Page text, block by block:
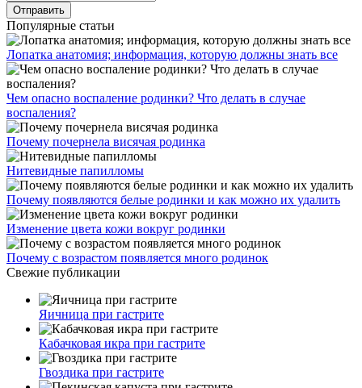
Популярные статьи
Лопатка анатомия; информация, которую должны знать все
Чем опасно воспаление родинки? Что делать в случае
воспаления?
Почему почернела висячая родинка
Нитевидные папилломы
Почему появляются белые родинки и как можно их удалить
Изменение цвета кожи вокруг родинки
Почему с возрастом появляется много родинок
Свежие публикации
Яичница при гастрите
Кабачковая икра при гастрите
Гвоздика при гастрите